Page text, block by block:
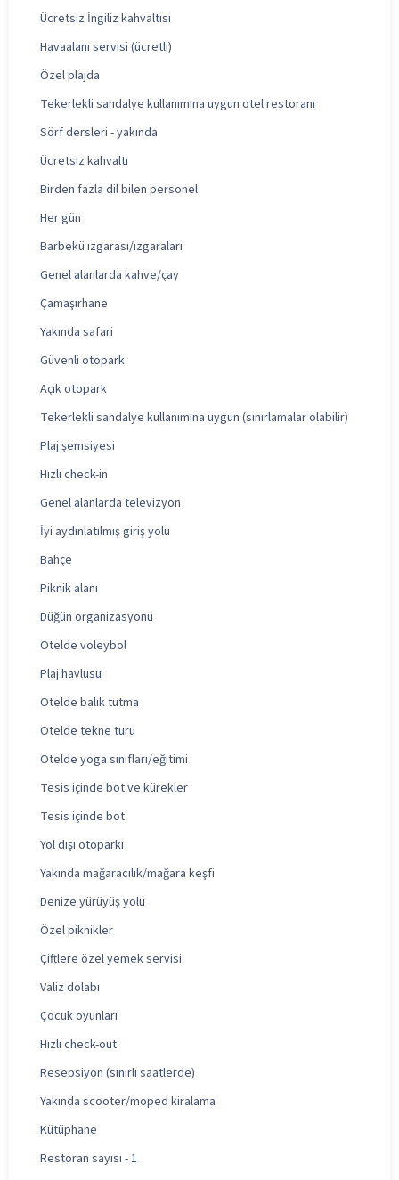
Ücretsiz İngiliz kahvaltısı
Havaalanı servisi (ücretli)
Özel plajda
Tekerlekli sandalye kullanımına uygun otel restoranı
Sörf dersleri - yakında
Ücretsiz kahvaltı
Birden fazla dil bilen personel
Her gün
Barbekü ızgarası/ızgaraları
Genel alanlarda kahve/çay
Çamaşırhane
Yakında safari
Güvenli otopark
Açık otopark
Tekerlekli sandalye kullanımına uygun (sınırlamalar olabilir)
Plaj şemsiyesi
Hızlı check-in
Genel alanlarda televizyon
İyi aydınlatılmış giriş yolu
Bahçe
Piknik alanı
Düğün organizasyonu
Otelde voleybol
Plaj havlusu
Otelde balık tutma
Otelde tekne turu
Otelde yoga sınıfları/eğitimi
Tesis içinde bot ve kürekler
Tesis içinde bot
Yol dışı otoparkı
Yakında mağaracılık/mağara keşfi
Denize yürüyüş yolu
Özel piknikler
Çiftlere özel yemek servisi
Valiz dolabı
Çocuk oyunları
Hızlı check-out
Resepsiyon (sınırlı saatlerde)
Yakında scooter/moped kiralama
Kütüphane
Restoran sayısı - 1